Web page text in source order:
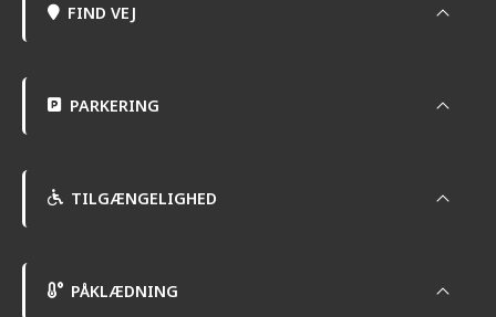
FIND VEJ
PARKERING
TILGÆNGELIGHED
PÅKLÆDNING